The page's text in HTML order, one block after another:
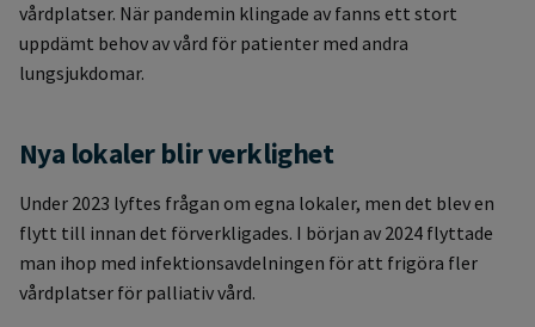
vårdplatser. När pandemin klingade av fanns ett stort
uppdämt behov av vård för patienter med andra
lungsjukdomar.
Nya lokaler blir verklighet
Under 2023 lyftes frågan om egna lokaler, men det blev en
flytt till innan det förverkligades. I början av 2024 flyttade
man ihop med infektionsavdelningen för att frigöra fler
vårdplatser för palliativ vård.